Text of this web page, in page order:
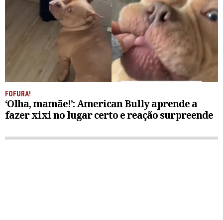
FOFURA!
‘Olha, mamãe!’: American Bully aprende a
fazer xixi no lugar certo e reação surpreende